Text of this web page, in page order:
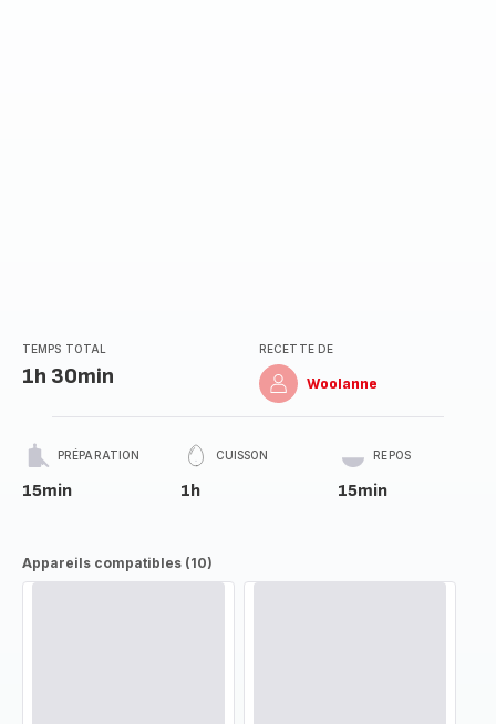
TEMPS TOTAL
1h 30min
RECETTE DE
Woolanne
PRÉPARATION
15min
CUISSON
1h
REPOS
15min
Appareils compatibles (10)